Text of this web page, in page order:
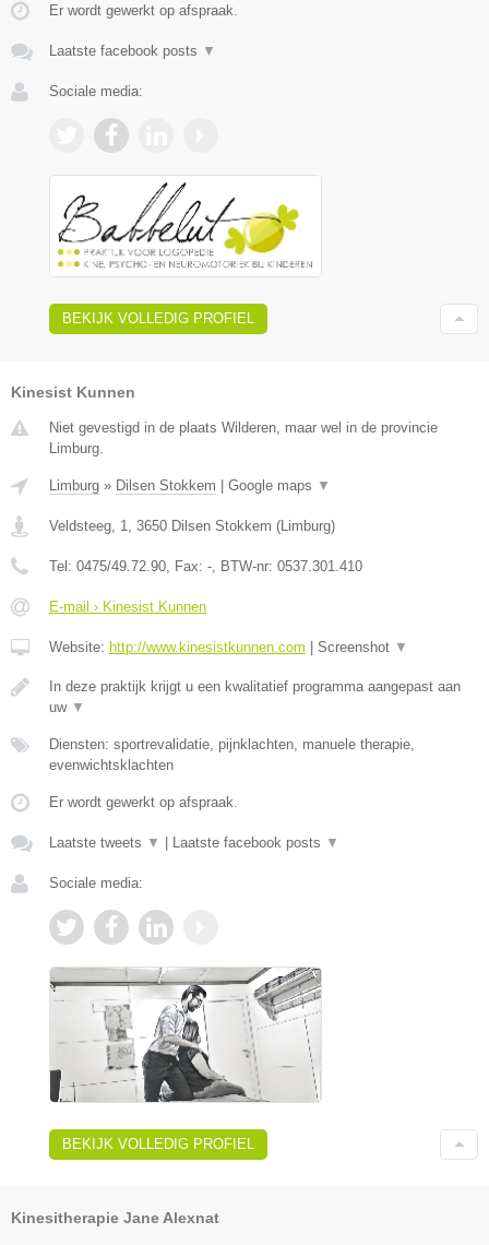
Er wordt gewerkt op afspraak.
Laatste facebook posts ▼
Sociale media:
BEKIJK VOLLEDIG PROFIEL
Kinesist Kunnen
Niet gevestigd in de plaats Wilderen, maar wel in de provincie
Limburg.
Limburg » Dilsen Stokkem Google maps ▼
Veldsteeg, 1 3650 Dilsen Stokkem ( Limburg)
Tel: 0475/49.72.90 , Fax: - , BTW-nr: 0537.301.410
E-mail › Kinesist Kunnen
Website: http://www.kinesistkunnen.com Screenshot ▼
In deze praktijk krijgt u een kwalitatief programma aangepast aan
uw ▼
Diensten: sportrevalidatie, pijnklachten, manuele therapie,
evenwichtsklachten
Er wordt gewerkt op afspraak.
Laatste tweets ▼ Laatste facebook posts ▼
Sociale media:
BEKIJK VOLLEDIG PROFIEL
Kinesitherapie Jane Alexnat